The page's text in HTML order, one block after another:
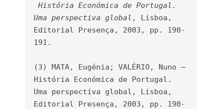
História Económica de Portugal.
Uma perspectiva global , Lisboa,
Editorial Presença, 2003, pp. 190-
191.
(3) MATA, Eugénia; VALÉRIO, Nuno –
História Económica de Portugal.
Uma perspectiva global, Lisboa,
Editorial Presença, 2003, pp. 190-